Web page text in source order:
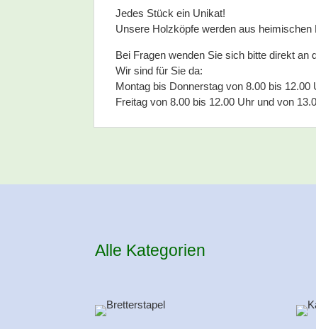
Jedes Stück ein Unikat!
Unsere Holzköpfe werden aus
Bei Fragen wenden Sie sich bitte direkt an
Wir sind für Sie da:
Montag bis Donnerstag von 8.00 bis 12.00
Freitag von 8.00 bis 12.00 Uhr und von
Alle Kategorien